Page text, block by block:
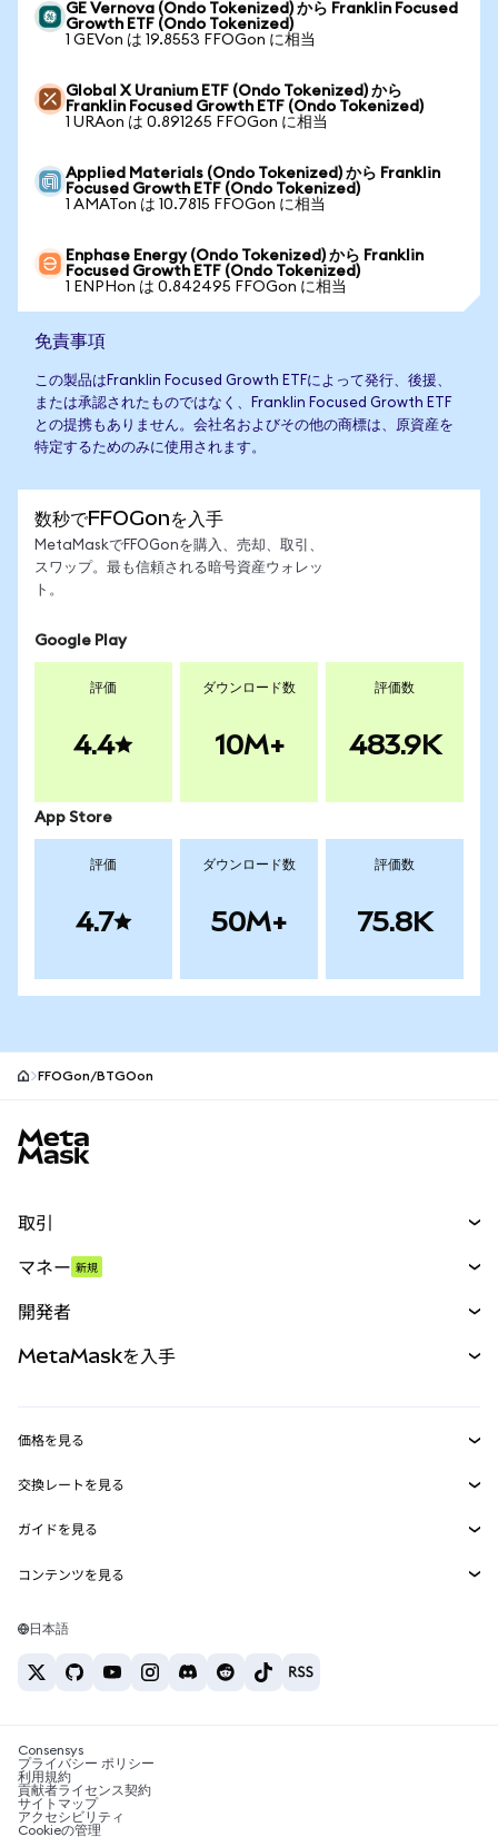
GE Vernova (Ondo Tokenized) から Franklin Focused
Growth ETF (Ondo Tokenized)
1 GEVon は 19.8553 FFOGon に相当
Global X Uranium ETF (Ondo Tokenized) から
Franklin Focused Growth ETF (Ondo Tokenized)
1 URAon は 0.891265 FFOGon に相当
Applied Materials (Ondo Tokenized) から Franklin
Focused Growth ETF (Ondo Tokenized)
1 AMATon は 10.7815 FFOGon に相当
Enphase Energy (Ondo Tokenized) から Franklin
Focused Growth ETF (Ondo Tokenized)
1 ENPHon は 0.842495 FFOGon に相当
免責事項
この製品はFranklin Focused Growth ETFによって発行、後援、
または承認されたものではなく、Franklin Focused Growth ETF
との提携もありません。会社名およびその他の商標は、原資産を
特定するためのみに使用されます。
数秒でFFOGonを入手
MetaMaskでFFOGonを購入、売却、取引、
スワップ。最も信頼される暗号資産ウォレッ
ト。
Google Play
評価
4.4
ダウンロード数
10M+
評価数
483.9K
App Store
評価
4.7
ダウンロード数
50M+
評価数
75.8K
FFOGon/BTGOon
取引
パーペチュアル
RWA
マネー 新規
開発者
MetaMask Connect
Snaps
Web3サービス
MetaMaskを入手
セキュリティ
サポート
キャリア
お問い合わせ
価格を見る
イーサリアムの価格
Solanaの価格
Tetherの価格
交換レートを見る
ETH→USD
USDT→INR
BTC→INR
ETH→USDT
ガイドを見る
ETHの購入
USDTの購入
SHIBの購入
BNBの購入
コンテンツを見る
Solanaウォレット
税制関連ニュース
暗号資産の購入方法は？
ビットコインを売るには？
日本語
Consensys
プライバシー ポリシー
利用規約
貢献者ライセンス契約
サイトマップ
アクセシビリティ
Cookieの管理